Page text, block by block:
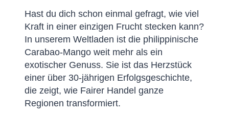
Hast du dich schon einmal gefragt, wie viel
Kraft in einer einzigen Frucht stecken kann?
In unserem Weltladen ist die philippinische
Carabao-Mango weit mehr als ein
exotischer Genuss. Sie ist das Herzstück
einer über 30-jährigen Erfolgsgeschichte,
die zeigt, wie Fairer Handel ganze
Regionen transformiert.